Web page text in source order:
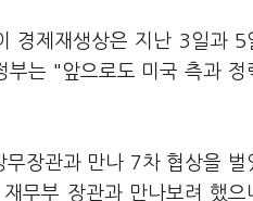
경제재생상은 지난 3일과 5
부는 "앞으로도 미국 측과 정
장관과 만나 7차 협상을 벌
무부 장관과 만나보려 했으